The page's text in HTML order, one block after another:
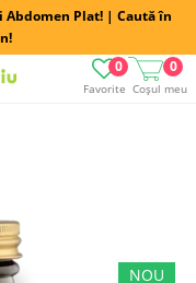
Abdomen Plat! | Caută în
Favorite
0
Coșul meu
0